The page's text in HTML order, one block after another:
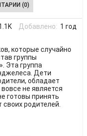
(0)
Добавлено: 1 год
которые случайно
группы
Эта группа
Дети
обладает
не является
готовы принять
родителей.